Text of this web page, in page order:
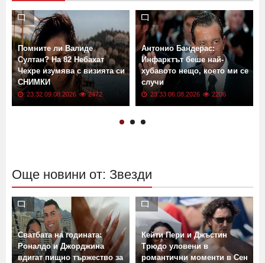
Помните ли Валиде
Султан? На 82 Небахат
Чехре изумява с визията си
СНИМКИ
23:32 09.08.2026 2472
Антонио Бандерас:
Инфарктът беше най-
хубавото нещо, което ми се
случи
23:33 06.08.2026 2206
Още новини от: Звезди
Сватбата на годината:
Роналдо и Джорджина
вдигат пищно тържество за
Кейти Пери и Джъстин
Трюдо уловени в
романтични моменти в Сен